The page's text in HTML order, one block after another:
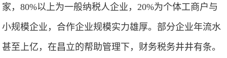
家，80%以上为一般纳税人企业，20%为个体工商户与
小规模企业，合作企业规模实力雄厚。部分企业年流水
甚至上亿，在昌立的帮助管理下，财务税务井井有条。